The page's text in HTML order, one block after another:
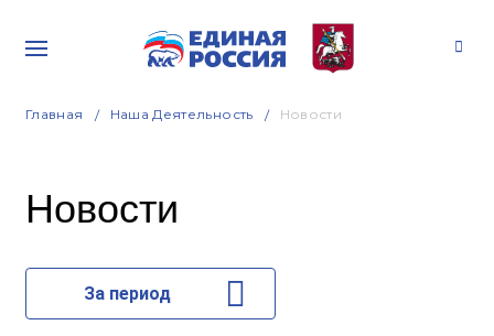
Главная Наша Деятельность Новости
Новости
За период